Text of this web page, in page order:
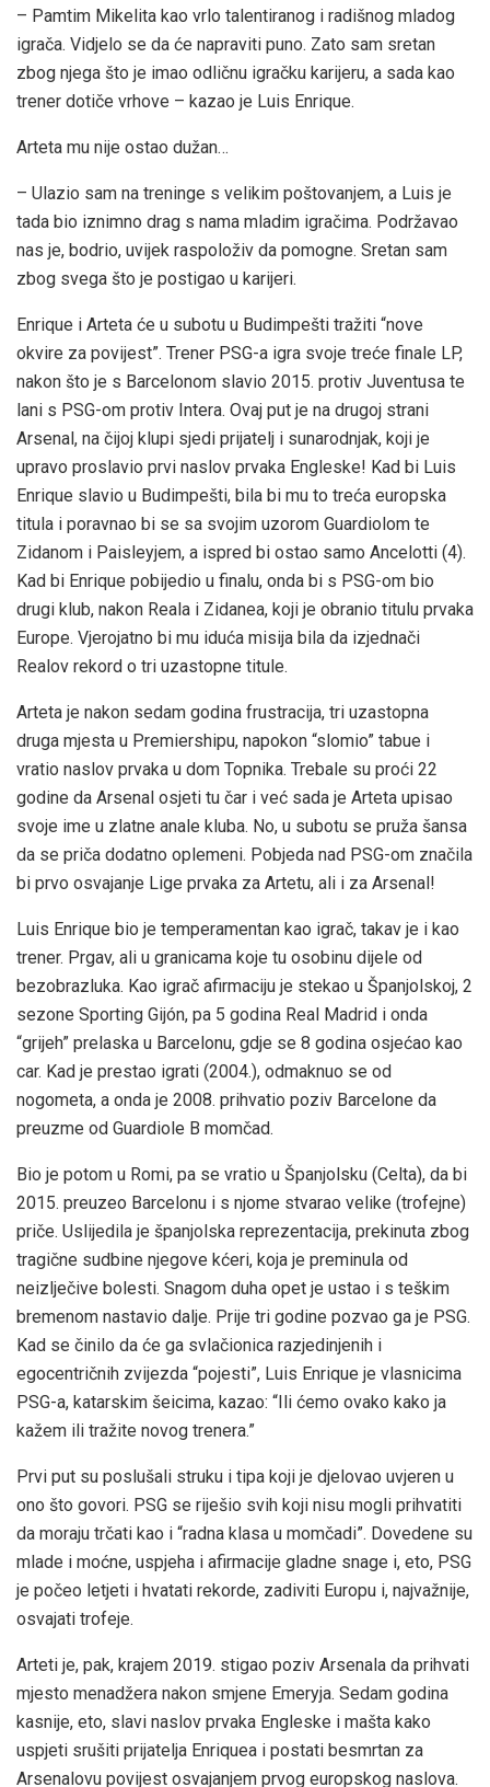
– Pamtim Mikelita kao vrlo talentiranog i radišnog mladog
igrača. Vidjelo se da će napraviti puno. Zato sam sretan
zbog njega što je imao odličnu igračku karijeru, a sada kao
trener dotiče vrhove – kazao je Luis Enrique.
Arteta mu nije ostao dužan…
– Ulazio sam na treninge s velikim poštovanjem, a Luis je
tada bio iznimno drag s nama mladim igračima. Podržavao
nas je, bodrio, uvijek raspoloživ da pomogne. Sretan sam
zbog svega što je postigao u karijeri.
Enrique i Arteta će u subotu u Budimpešti tražiti “nove
okvire za povijest”. Trener PSG-a igra svoje treće finale LP,
nakon što je s Barcelonom slavio 2015. protiv Juventusa te
lani s PSG-om protiv Intera. Ovaj put je na drugoj strani
Arsenal, na čijoj klupi sjedi prijatelj i sunarodnjak, koji je
upravo proslavio prvi naslov prvaka Engleske! Kad bi Luis
Enrique slavio u Budimpešti, bila bi mu to treća europska
titula i poravnao bi se sa svojim uzorom Guardiolom te
Zidanom i Paisleyjem, a ispred bi ostao samo Ancelotti (4).
Kad bi Enrique pobijedio u finalu, onda bi s PSG-om bio
drugi klub, nakon Reala i Zidanea, koji je obranio titulu prvaka
Europe. Vjerojatno bi mu iduća misija bila da izjednači
Realov rekord o tri uzastopne titule.
Arteta je nakon sedam godina frustracija, tri uzastopna
druga mjesta u Premiershipu, napokon “slomio” tabue i
vratio naslov prvaka u dom Topnika. Trebale su proći 22
godine da Arsenal osjeti tu čar i već sada je Arteta upisao
svoje ime u zlatne anale kluba. No, u subotu se pruža šansa
da se priča dodatno oplemeni. Pobjeda nad PSG-om značila
bi prvo osvajanje Lige prvaka za Artetu, ali i za Arsenal!
Luis Enrique bio je temperamentan kao igrač, takav je i kao
trener. Prgav, ali u granicama koje tu osobinu dijele od
bezobrazluka. Kao igrač afirmaciju je stekao u Španjolskoj, 2
sezone Sporting Gijón, pa 5 godina Real Madrid i onda
“grijeh” prelaska u Barcelonu, gdje se 8 godina osjećao kao
car. Kad je prestao igrati (2004.), odmaknuo se od
nogometa, a onda je 2008. prihvatio poziv Barcelone da
preuzme od Guardiole B momčad.
Bio je potom u Romi, pa se vratio u Španjolsku (Celta), da bi
2015. preuzeo Barcelonu i s njome stvarao velike (trofejne)
priče. Uslijedila je španjolska reprezentacija, prekinuta zbog
tragične sudbine njegove kćeri, koja je preminula od
neizlječive bolesti. Snagom duha opet je ustao i s teškim
bremenom nastavio dalje. Prije tri godine pozvao ga je PSG.
Kad se činilo da će ga svlačionica razjedinjenih i
egocentričnih zvijezda “pojesti”, Luis Enrique je vlasnicima
PSG-a, katarskim šeicima, kazao: “Ili ćemo ovako kako ja
kažem ili tražite novog trenera.”
Prvi put su poslušali struku i tipa koji je djelovao uvjeren u
ono što govori. PSG se riješio svih koji nisu mogli prihvatiti
da moraju trčati kao i “radna klasa u momčadi”. Dovedene su
mlade i moćne, uspjeha i afirmacije gladne snage i, eto, PSG
je počeo letjeti i hvatati rekorde, zadiviti Europu i, najvažnije,
osvajati trofeje.
Arteti je, pak, krajem 2019. stigao poziv Arsenala da prihvati
mjesto menadžera nakon smjene Emeryja. Sedam godina
kasnije, eto, slavi naslov prvaka Engleske i mašta kako
uspjeti srušiti prijatelja Enriquea i postati besmrtan za
Arsenalovu povijest osvajanjem prvog europskog naslova.